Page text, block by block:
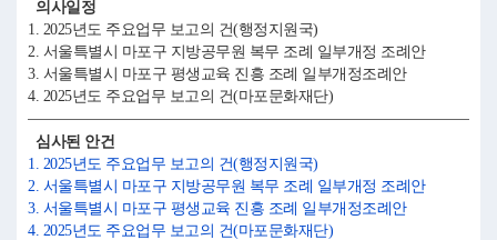
의사일정
1. 2025년도 주요업무 보고의 건(행정지원국)
2. 서울특별시 마포구 지방공무원 복무 조례 일부개정 조례안
3. 서울특별시 마포구 평생교육 진흥 조례 일부개정조례안
4. 2025년도 주요업무 보고의 건(마포문화재단)
심사된 안건
1. 2025년도 주요업무 보고의 건(행정지원국)
2. 서울특별시 마포구 지방공무원 복무 조례 일부개정 조례안
3. 서울특별시 마포구 평생교육 진흥 조례 일부개정조례안
4. 2025년도 주요업무 보고의 건(마포문화재단)